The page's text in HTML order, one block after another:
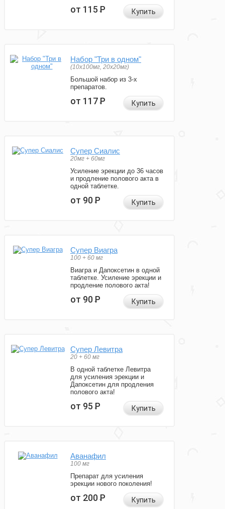
от 115Р Купить
Набор "Три в одном"
(10x100мг, 20x20мг)
Большой набор из 3-х
препаратов.
от 117Р Купить
Супер Сиалис
20мг + 60мг
Усиление эрекции до 36 часов
и продление полового акта в
одной таблетке.
от 90Р Купить
Супер Виагра
100 + 60 мг
Виагра и Дапоксетин в одной
таблетке. Усиление эрекции и
продление полового акта!
от 90Р Купить
Супер Левитра
20 + 60 мг
В одной таблетке Левитра
для усиления эрекции и
Дапоксетин для продления
полового акта!
от 95Р Купить
Аванафил
100 мг
Препарат для усиления
эрекции нового поколения!
от 200Р Купить